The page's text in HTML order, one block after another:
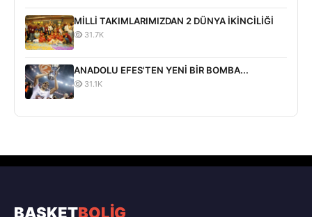
MİLLİ TAKIMLARIMIZDAN 2 DÜNYA İKİNCİLİĞİ
31.7K
ANADOLU EFES'TEN YENİ BİR BOMBA...
31.1K
BASKETBOLİG